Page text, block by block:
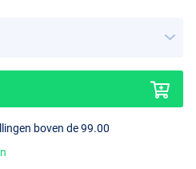
boven de 99.00